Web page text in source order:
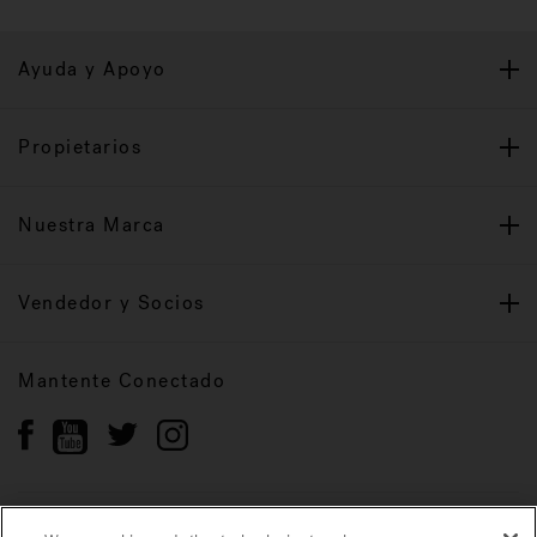
Ayuda y Apoyo
Propietarios
Nuestra Marca
Vendedor y Socios
Mantente Conectado